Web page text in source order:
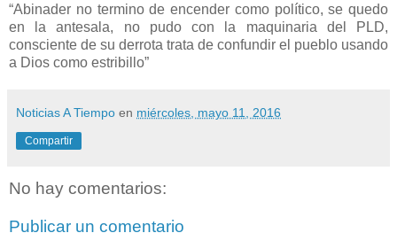
“Abinader no termino de encender como político, se quedo
en la antesala, no pudo con la maquinaria del PLD,
consciente de su derrota trata de confundir el pueblo usando
a Dios como estribillo”
Noticias A Tiempo en miércoles, mayo 11, 2016
Compartir
No hay comentarios:
Publicar un comentario